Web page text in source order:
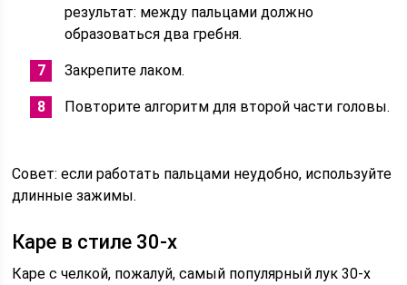
результат: между пальцами должно
образоваться два гребня.
Закрепите лаком.
Повторите алгоритм для второй части головы.
Совет: если работать пальцами неудобно, используйте
длинные зажимы.
Каре в стиле 30-х
Каре с челкой, пожалуй, самый популярный лук 30-х